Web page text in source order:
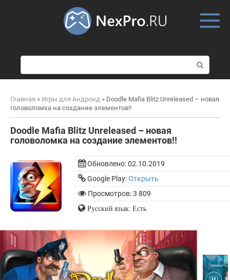
о
и
к
Главная » Игры для Андроид » Doodle Mafia Blitz Unreleased – новая
головоломка на создание элементов!!
Doodle Mafia Blitz Unreleased – новая
головоломка на создание элементов!!
Обновлено:02.10.2019
Google Play:Открыть
Просмотров: 3 809
Русский язык: Есть